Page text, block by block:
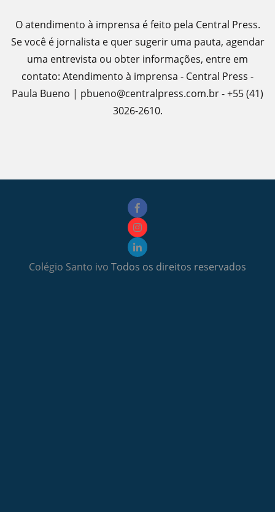
O atendimento à imprensa é feito pela Central Press.
Se você é jornalista e quer sugerir uma pauta, agendar
uma entrevista ou obter informações, entre em
contato: Atendimento à imprensa - Central Press -
Paula Bueno | pbueno@centralpress.com.br - +55 (41)
3026-2610.
Colégio Santo ivo Todos os direitos reservados